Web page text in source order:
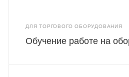
ДЛЯ ТОРГОВОГО ОБОРУДОВАНИЯ
Обучение работе на